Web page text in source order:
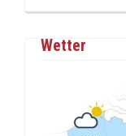
Wetter